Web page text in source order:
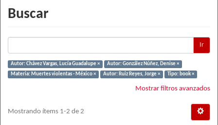
Buscar
Ir
Autor: Chávez Vargas, Lucía Guadalupe ×
Autor: González Núñez, Denise ×
Materia: Muertes violentas - México ×
Autor: Ruiz Reyes, Jorge × Tipo: book ×
Mostrar filtros avanzados
Mostrando ítems 1-2 de 2